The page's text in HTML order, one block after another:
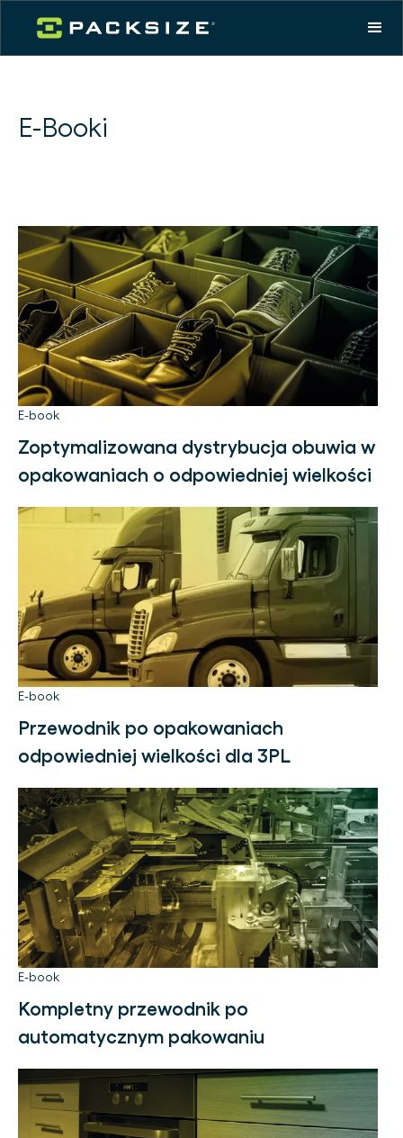
E-Booki
E-book
Zoptymalizowana dystrybucja obuwia w
opakowaniach o odpowiedniej wielkości
E-book
Przewodnik po opakowaniach
odpowiedniej wielkości dla 3PL
E-book
Kompletny przewodnik po
automatycznym pakowaniu